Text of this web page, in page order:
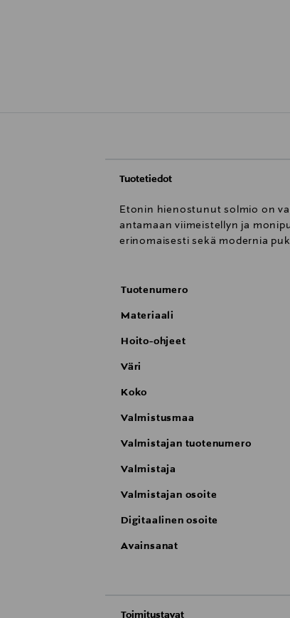
Tuotetiedot
Etonin hienostunut solmio on
antamaan viimeistellyn ja
erinomaisesti sekä modernia
Tuotenumero
Materiaali
Hoito-ohjeet
Väri
Koko
Valmistusmaa
Valmistajan tuotenumero
Valmistaja
Valmistajan osoite
Digitaalinen osoite
Avainsanat
Toimitustavat